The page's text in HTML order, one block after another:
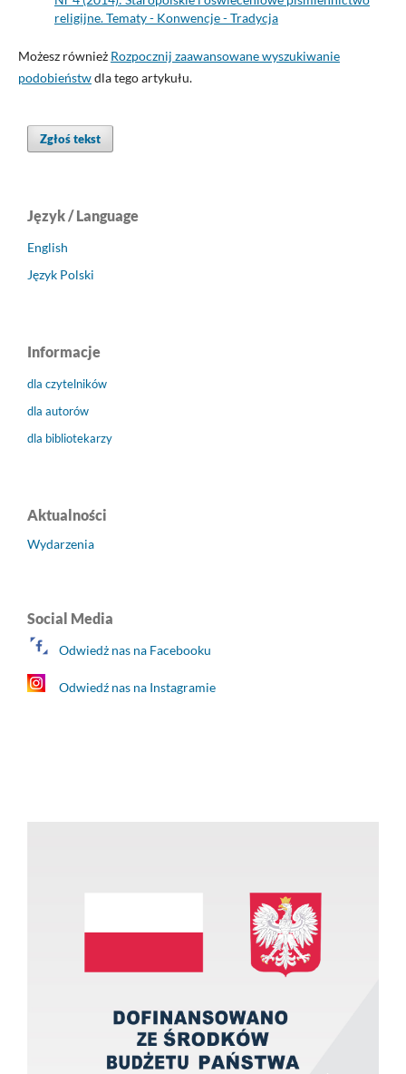
religijne. Tematy - Konwencje - Tradycja
Możesz również Rozpocznij zaawansowane wyszukiwanie
podobieństwdla tego artykułu.
Zgłoś tekst
Język / Language
English
Język Polski
Informacje
dla czytelników
dla autorów
dla bibliotekarzy
Aktualności
Wydarzenia
Social Media
Odwiedż nas na Facebooku
Odwiedź nas na Instagramie